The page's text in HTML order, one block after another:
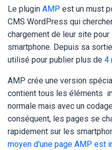
Le plugin AMP est un must
CMS WordPress qui
chargement de leur site
smartphone. Depuis sa
utilisé pour publier plus de 4
AMP crée une version
contient tous les éléments
normale mais avec un
conséquent, les pages se
rapidement sur les
moyen d'une page AMP est